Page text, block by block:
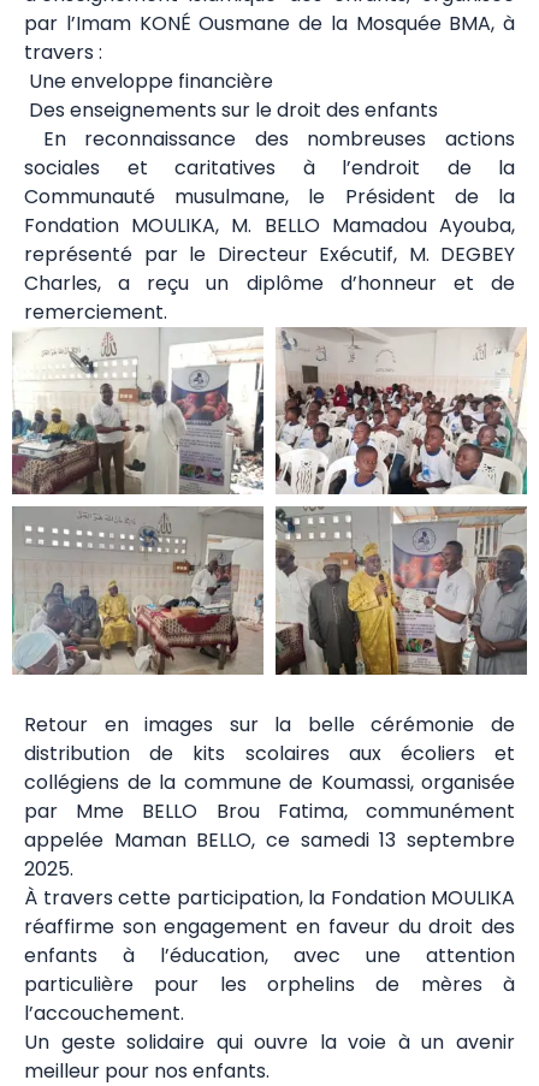
par l’Imam KONÉ Ousmane de la Mosquée BMA, à
travers :
Une enveloppe financière
Des enseignements sur le droit des enfants
En reconnaissance des nombreuses actions
sociales et caritatives à l’endroit de la
Communauté musulmane, le Président de la
Fondation MOULIKA, M. BELLO Mamadou Ayouba,
représenté par le Directeur Exécutif, M. DEGBEY
Charles, a reçu un diplôme d’honneur et de
remerciement.
Retour en images sur la belle cérémonie de
distribution de kits scolaires aux écoliers et
collégiens de la commune de Koumassi, organisée
par Mme BELLO Brou Fatima, communément
appelée Maman BELLO, ce samedi 13 septembre
2025.
À travers cette participation, la Fondation MOULIKA
réaffirme son engagement en faveur du droit des
enfants à l’éducation, avec une attention
particulière pour les orphelins de mères à
l’accouchement.
Un geste solidaire qui ouvre la voie à un avenir
meilleur pour nos enfants.